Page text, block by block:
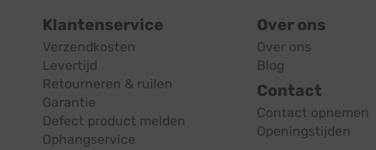
Klantenservice
Verzendkosten
Levertijd
Retourneren & ruilen
Garantie
Defect product melden
Ophangservice
Over ons
Over ons
Blog
Contact
Contact opnemen
Openingstijden